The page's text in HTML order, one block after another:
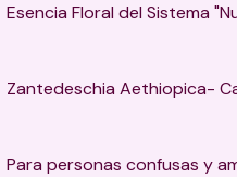
Esencia Floral del Sistema
Zantedeschia Aethiopica-
Para personas confusas y